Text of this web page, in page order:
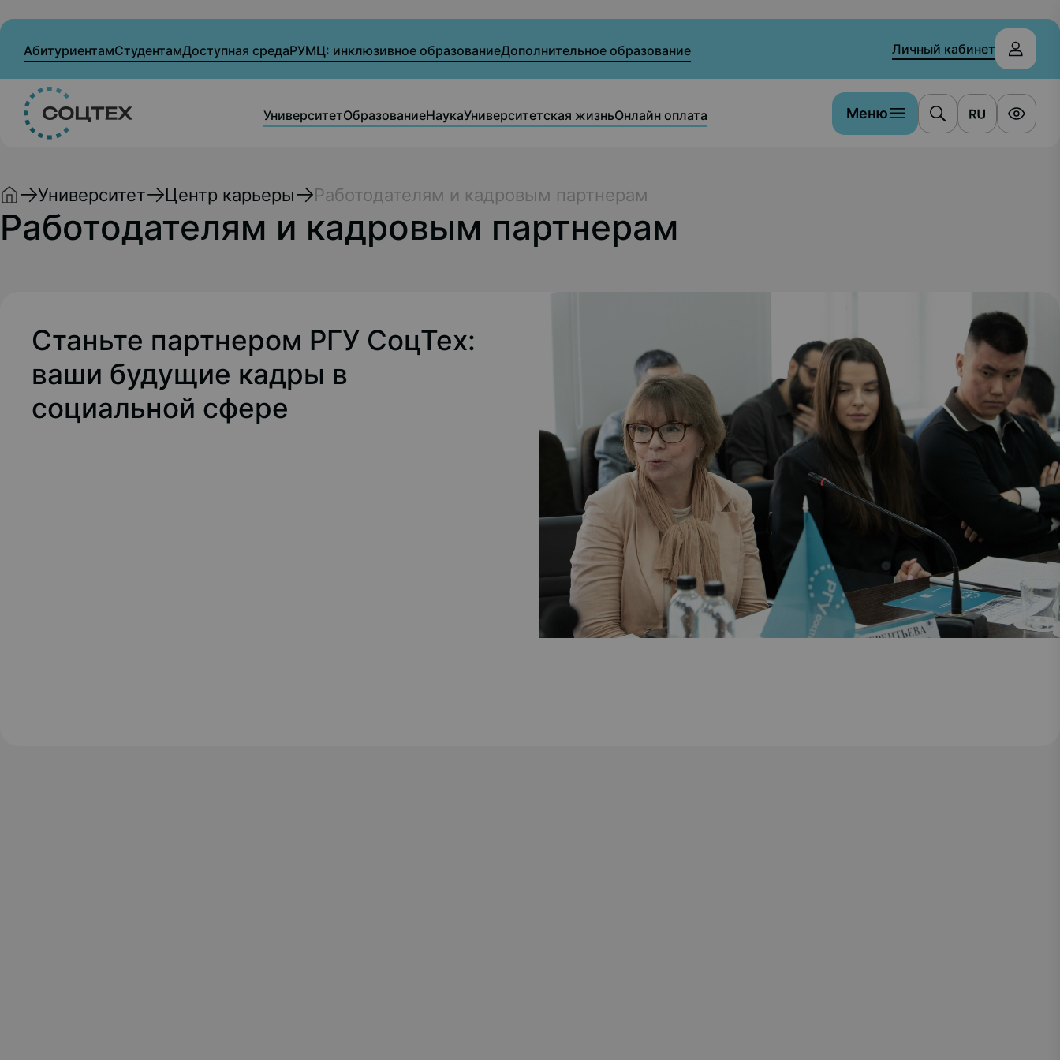
АбитуриентамСтудентамДоступная средаРУМЦ: инклюзивное образованиеДополнительное образование Личный кабинет
УниверситетОбразованиеНаукаУниверситетская жизньОнлайн оплата Меню
Университет Центр карьеры Работодателям и кадровым партнерам
Работодателям и кадровым партнерам
Станьте партнером РГУ СоцТех:
ваши будущие кадры в
социальной сфере